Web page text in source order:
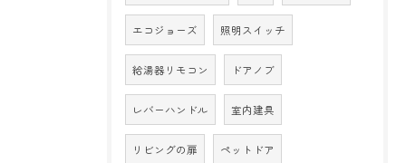
エコジョーズ 照明スイッチ
給湯器リモコン ドアノブ
レバーハンドル 室内建具
リビングの扉 ペットドア